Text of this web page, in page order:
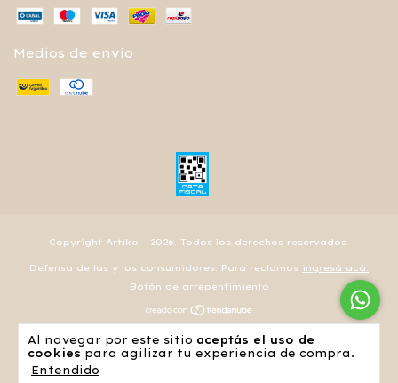
Al navegar por este sitio aceptás el uso de
cookies para agilizar tu experiencia de compra.
Entendido
Medios de envío
Copyright Artiko - 2026. Todos los derechos reservados.
Defensa de las y los consumidores. Para reclamos ingresá acá.
Botón de arrepentimiento